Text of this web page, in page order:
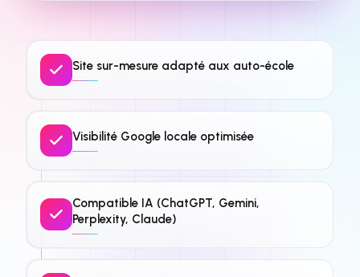
Site sur-mesure adapté aux auto-école
Visibilité Google locale optimisée
Compatible IA (ChatGPT, Gemini,
Perplexity, Claude)